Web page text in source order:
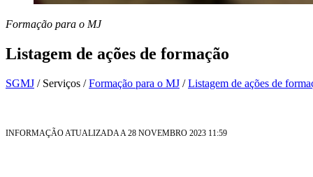
Formação para o MJ
Listagem de ações de formação
SGMJ / Serviços /Formação para o MJ /Listagem de ações de
INFORMAÇÃO ATUALIZADA A 28 NOVEMBRO 2023 11:59